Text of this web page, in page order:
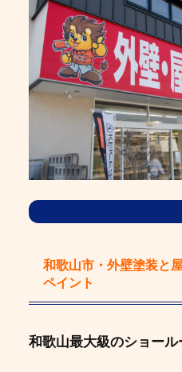
和歌山市・外壁塗装と
ペイント
和歌山最大級のショール